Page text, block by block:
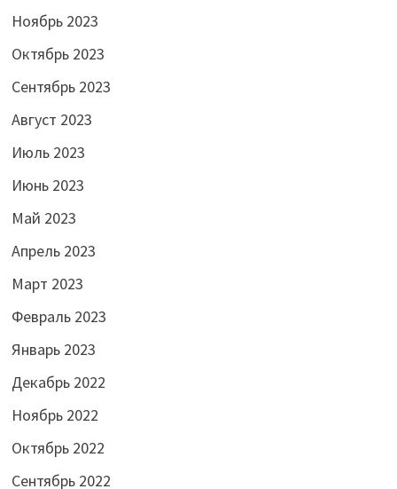
Ноябрь 2023
Октябрь 2023
Сентябрь 2023
Август 2023
Июль 2023
Июнь 2023
Май 2023
Апрель 2023
Март 2023
Февраль 2023
Январь 2023
Декабрь 2022
Ноябрь 2022
Октябрь 2022
Сентябрь 2022